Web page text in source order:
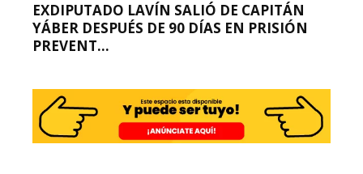
EXDIPUTADO LAVÍN SALIÓ DE CAPITÁN
YÁBER DESPUÉS DE 90 DÍAS EN PRISIÓN
PREVENT...